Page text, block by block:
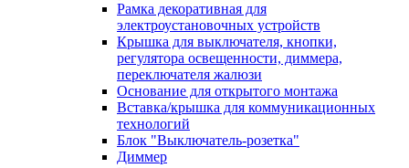
Рамка декоративная для
электроустановочных устройств
Крышка для выключателя, кнопки,
регулятора освещенности, диммера,
переключателя жалюзи
Основание для открытого монтажа
Вставка/крышка для коммуникационных
технологий
Блок "Выключатель-розетка"
Диммер